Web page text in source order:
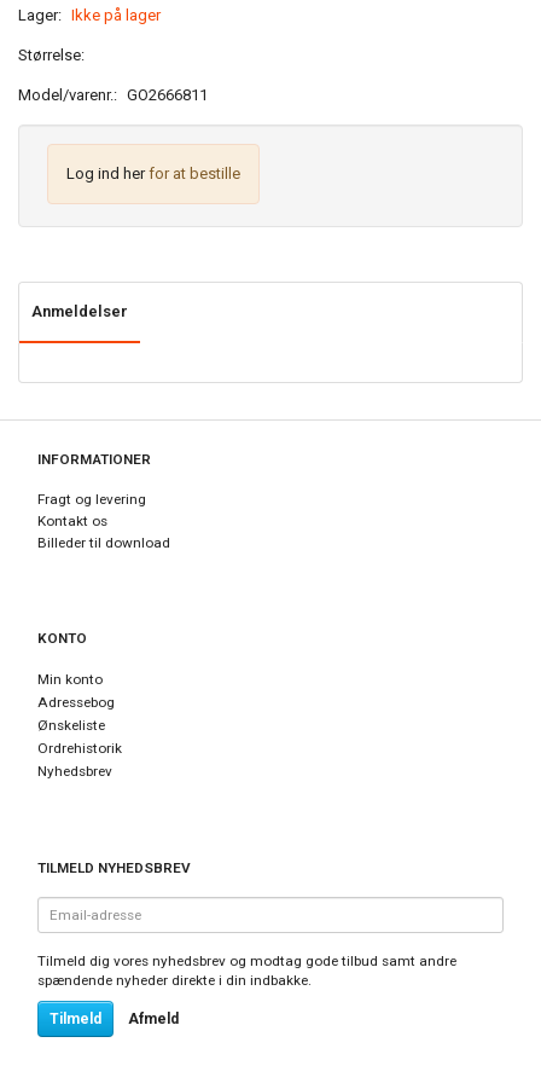
Lager: Ikke på lager
Størrelse:
Model/varenr.: GO2666811
Log ind herfor at bestille
Anmeldelser
INFORMATIONER
Fragt og levering
Kontakt os
Billeder til download
KONTO
Min konto
Adressebog
Ønskeliste
Ordrehistorik
Nyhedsbrev
TILMELD NYHEDSBREV
adresse
Tilmeld dig vores nyhedsbrev og modtag gode tilbud samt andre
spændende nyheder direkte i din indbakke.
Tilmeld Afmeld